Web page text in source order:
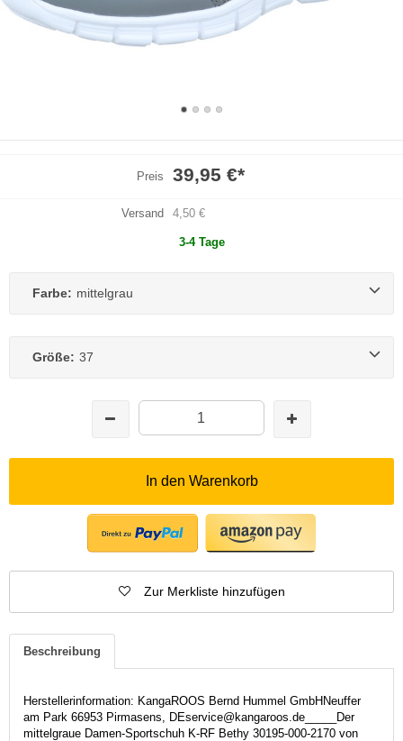
Preis 39,95 €*
Versand 4,50 €
3-4 Tage
Farbe: mittelgrau
Größe: 37
In den Warenkorb
Zur Merkliste hinzufügen
Beschreibung
Herstellerinformation: KangaROOS Bernd Hummel GmbHNeuffer
am Park 66953 Pirmasens, DEservice@kangaroos.de_____Der
mittelgraue Damen-Sportschuh K-RF Bethy 30195-000-2170 von